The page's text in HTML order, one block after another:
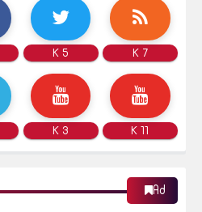
7 K
5 K
11 K
3 K
Ad